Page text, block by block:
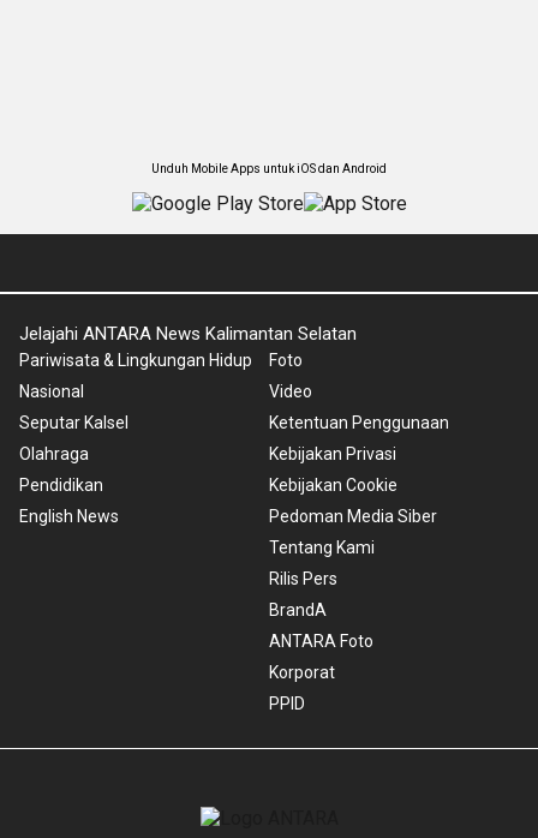
Unduh Mobile Apps untuk iOS dan Android
Jelajahi ANTARA News Kalimantan Selatan
Pariwisata & Lingkungan Hidup
Nasional
Seputar Kalsel
Olahraga
Pendidikan
English News
Foto
Video
Ketentuan Penggunaan
Kebijakan Privasi
Kebijakan Cookie
Pedoman Media Siber
Tentang Kami
Rilis Pers
BrandA
ANTARA Foto
Korporat
PPID